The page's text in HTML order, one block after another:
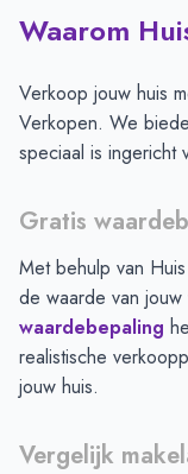
Waarom
Verkoop jouw huis
Verkopen. We
speciaal is ingericht
Gratis
Met behulp van
de waarde van
waardebepaling
realistische
jouw huis.
Vergelijk